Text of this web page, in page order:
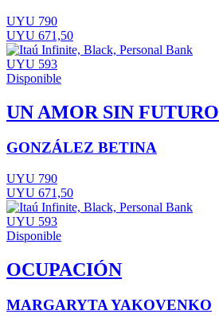
UYU 790
UYU 671,50
UYU 593
Disponible
UN AMOR SIN FUTURO
GONZÁLEZ BETINA
UYU 790
UYU 671,50
UYU 593
Disponible
OCUPACIÓN
MARGARYTA YAKOVENKO